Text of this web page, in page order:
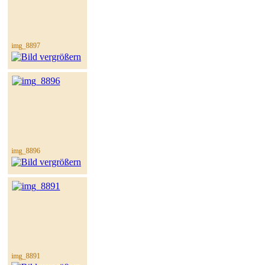
img_8897
img_8896
img_8891